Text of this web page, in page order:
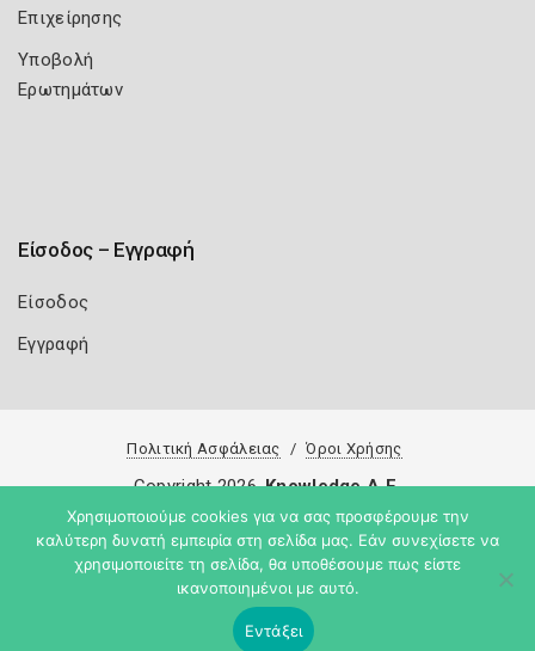
Επιχείρησης
Υποβολή
Ερωτημάτων
Είσοδος – Εγγραφή
Είσοδος
Εγγραφή
Πολιτική Ασφάλειας Όροι Χρήσης
Copyright 2026 Knowledge A.E.
Χρησιμοποιούμε cookies για να σας προσφέρουμε την
καλύτερη δυνατή εμπειρία στη σελίδα μας. Εάν συνεχίσετε να
χρησιμοποιείτε τη σελίδα, θα υποθέσουμε πως είστε
ικανοποιημένοι με αυτό.
Εντάξει